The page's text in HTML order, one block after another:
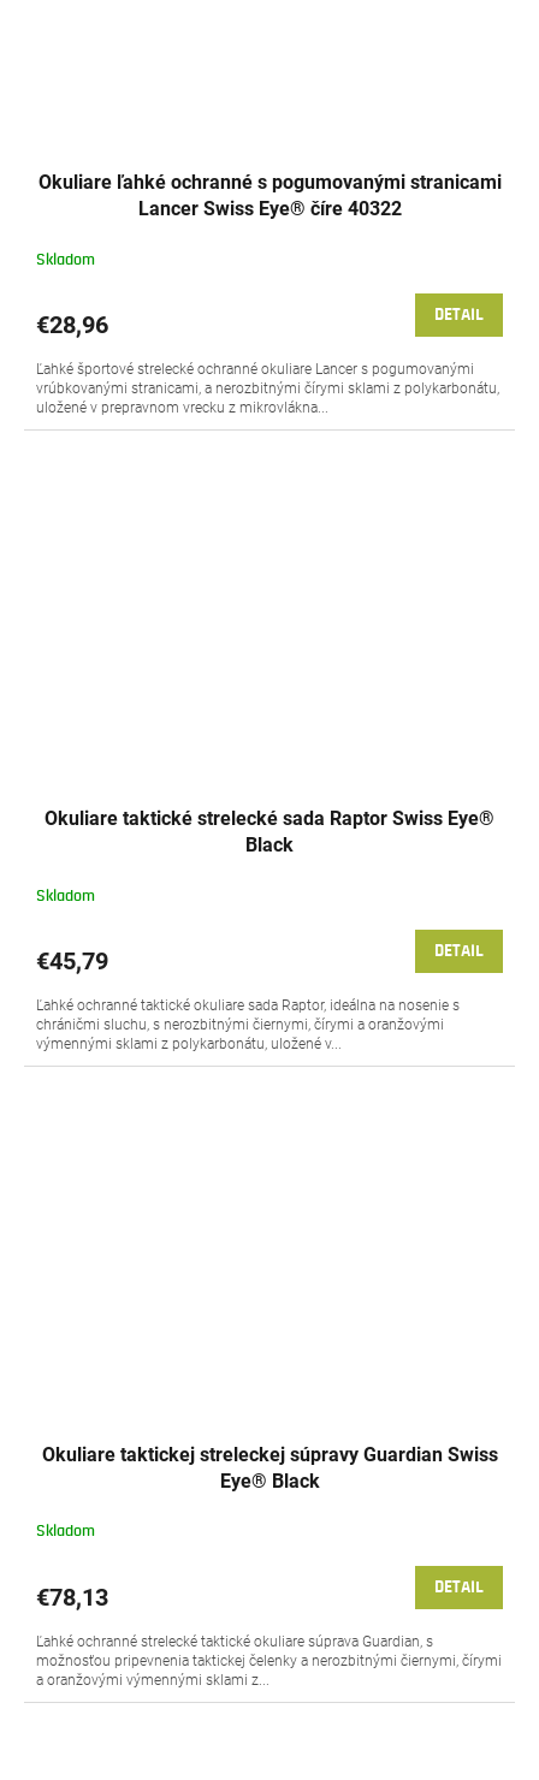
Okuliare ľahké ochranné s pogumovanými stranicami
Lancer Swiss Eye® číre 40322
Skladom
€28,96 DETAIL
Ľahké športové strelecké ochranné okuliare Lancer s pogumovanými
vrúbkovanými stranicami, a nerozbitnými čírymi sklami z polykarbonátu,
uložené v prepravnom vrecku z mikrovlákna...
Okuliare taktické strelecké sada Raptor Swiss Eye®
Black
Skladom
€45,79 DETAIL
Ľahké ochranné taktické okuliare sada Raptor, ideálna na nosenie s
chráničmi sluchu, s nerozbitnými čiernymi, čírymi a oranžovými
výmennými sklami z polykarbonátu, uložené v...
Okuliare taktickej streleckej súpravy Guardian Swiss
Eye® Black
Skladom
€78,13 DETAIL
Ľahké ochranné strelecké taktické okuliare súprava Guardian, s
možnosťou pripevnenia taktickej čelenky a nerozbitnými čiernymi, čírymi
a oranžovými výmennými sklami z...